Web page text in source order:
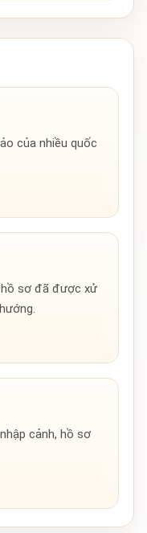
của nhiều quốc
sơ đã được xử
cảnh, hồ sơ